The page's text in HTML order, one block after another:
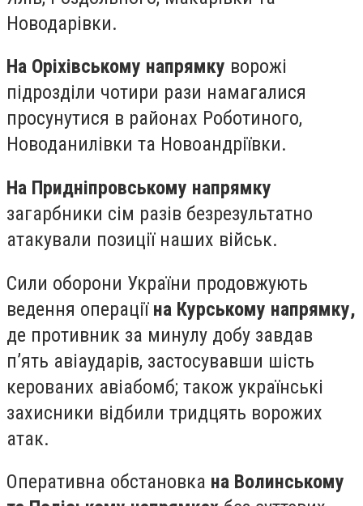
Новодарівки.
На Оріхівському напрямку ворожі
підрозділи чотири рази намагалися
просунутися в районах Роботиного,
Новоданилівки та Новоандріївки.
На Придніпровському напрямку
загарбники сім разів безрезультатно
атакували позиції наших військ.
Сили оборони України продовжують
ведення операції на Курському напрямку,
де противник за минулу добу завдав
п’ять авіаударів, застосувавши шість
керованих авіабомб; також українські
захисники відбили тридцять ворожих
атак.
Оперативна обстановка на Волинському